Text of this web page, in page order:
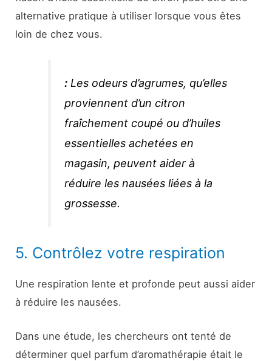
alternative pratique à utiliser lorsque vous êtes
loin de chez vous.
: Les odeurs d’agrumes, qu’elles
proviennent d’un citron
fraîchement coupé ou d’huiles
essentielles achetées en
magasin, peuvent aider à
réduire les nausées liées à la
grossesse.
5. Contrôlez votre respiration
Une respiration lente et profonde peut aussi aider
à réduire les nausées.
Dans une étude, les chercheurs ont tenté de
déterminer quel parfum d’aromathérapie était le